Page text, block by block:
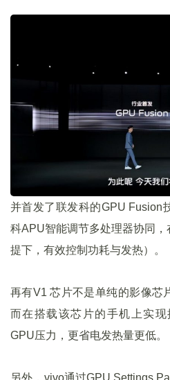
并首发了联发科的GPU Fusion
科APU智能调节多处理器协同
提下，有效控制功耗与发热）。
再有V1 芯片不是单纯的影像芯
而在搭载该芯片的手机上实
GPU压力，更省电发热量更低。